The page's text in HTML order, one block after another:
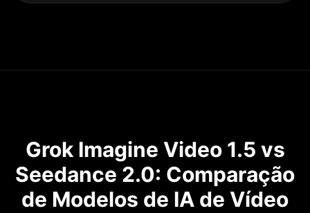
Grok Imagine Video 1.5 vs
Seedance 2.0: Comparação
de Modelos de IA de Vídeo